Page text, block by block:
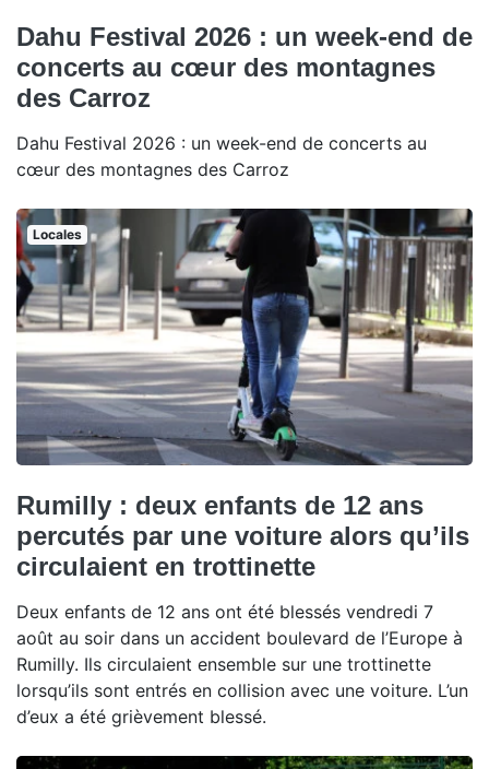
Dahu Festival 2026 : un week-end de
concerts au cœur des montagnes
des Carroz
Dahu Festival 2026 : un week-end de concerts au
cœur des montagnes des Carroz
Locales
Rumilly : deux enfants de 12 ans
percutés par une voiture alors qu’ils
circulaient en trottinette
Deux enfants de 12 ans ont été blessés vendredi 7
août au soir dans un accident boulevard de l’Europe à
Rumilly. Ils circulaient ensemble sur une trottinette
lorsqu’ils sont entrés en collision avec une voiture. L’un
d’eux a été grièvement blessé.